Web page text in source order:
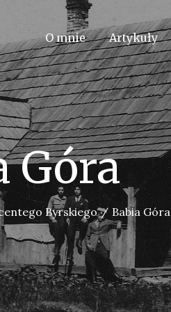
O mnie Artykuły
Góra
Byrskiego Babia Góra